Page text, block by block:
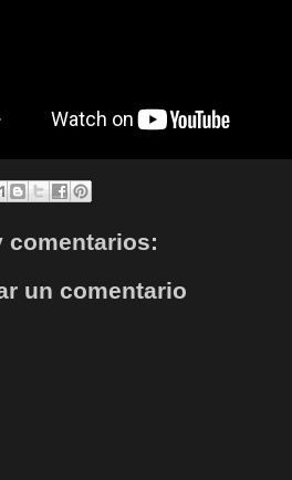
comentarios:
un comentario